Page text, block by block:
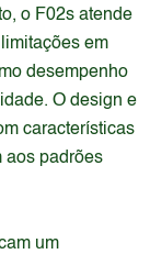
o F02s atende
em
desempenho
O design e
características
aos padrões
um